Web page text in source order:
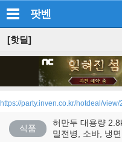
팟벤
[핫딜]
https://party.inven.co.kr/hotdeal/view/
식품
허만두 대용량
밀전병, 소바, 냉